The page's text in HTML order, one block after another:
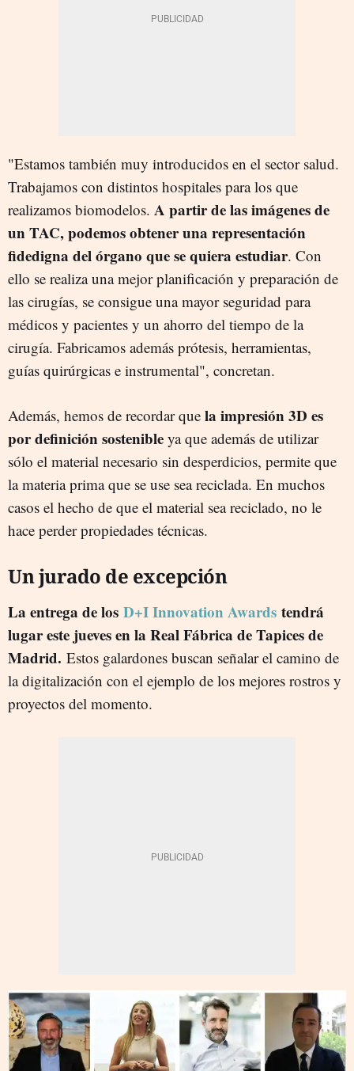
"Estamos también muy introducidos en el sector salud.
Trabajamos con distintos hospitales para los que
realizamos biomodelos. A partir de las imágenes de
un TAC, podemos obtener una representación
fidedigna del órgano que se quiera estudiar. Con
ello se realiza una mejor planificación y preparación de
las cirugías, se consigue una mayor seguridad para
médicos y pacientes y un ahorro del tiempo de la
cirugía. Fabricamos además prótesis, herramientas,
guías quirúrgicas e instrumental", concretan.
Además, hemos de recordar que la impresión 3D es
por definición sostenible ya que además de utilizar
sólo el material necesario sin desperdicios, permite que
la materia prima que se use sea reciclada. En muchos
casos el hecho de que el material sea reciclado, no le
hace perder propiedades técnicas.
Un jurado de excepción
La entrega de los D+I Innovation Awards tendrá
lugar este jueves en la Real Fábrica de Tapices de
Madrid. Estos galardones buscan señalar el camino de
la digitalización con el ejemplo de los mejores rostros y
proyectos del momento.